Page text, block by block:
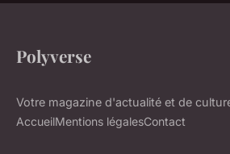
Polyverse
Votre magazine d'actualité et de
AccueilMentions légalesContact